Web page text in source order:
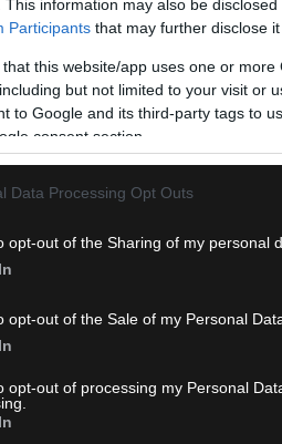
This information may also be
Participants that may further disclose
that this website/app uses one or
but not limited to your visit or
to Google and its third-party tags to
consent section.
Data Processing Opt Outs
opt-out of the Sharing of my personal
opt-out of the Sale of my Personal
opt-out of processing my Personal
επιθέσεις που είχαν
την Τεχεράνη κατά τη
συνάντηση.
γλώσσα:
σκληρά απόψε».